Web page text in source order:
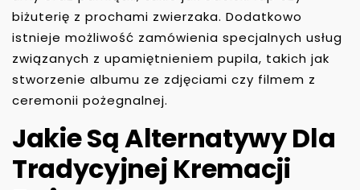
biżuterię z prochami zwierzaka. Dodatkowo
istnieje możliwość zamówienia specjalnych usług
związanych z upamiętnieniem pupila, takich jak
stworzenie albumu ze zdjęciami czy filmem z
ceremonii pożegnalnej.
Jakie Są Alternatywy Dla
Tradycyjnej Kremacji